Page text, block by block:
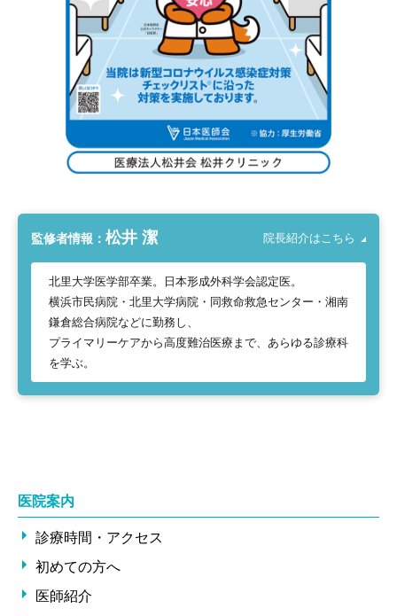
監修者情報： 松井 潔 院長紹介はこちら
北里大学医学部卒業。日本形成外科学会認定医。
横浜市民病院・北里大学病院・同救命救急センター・湘南
鎌倉総合病院などに勤務し、
プライマリーケアから高度難治医療まで、あらゆる診療科
を学ぶ。
医院案内
診療時間・アクセス
初めての方へ
医師紹介